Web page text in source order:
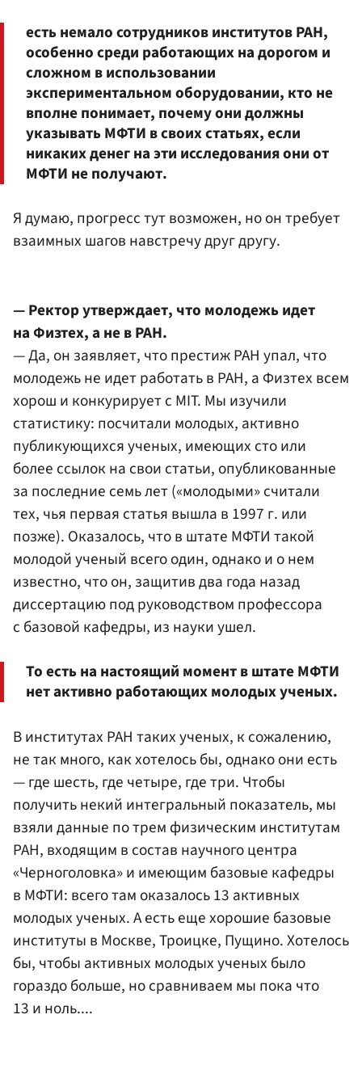
есть немало сотрудников институтов РАН,
особенно среди работающих на дорогом и
сложном в использовании
экспериментальном оборудовании, кто не
вполне понимает, почему они должны
указывать МФТИ в своих статьях, если
никаких денег на эти исследования они от
МФТИ не получают.
Я думаю, прогресс тут возможен, но он требует
взаимных шагов навстречу друг другу.
— Ректор утверждает, что молодежь идет
на Физтех, а не в РАН.
— Да, он заявляет, что престиж РАН упал, что
молодежь не идет работать в РАН, а Физтех всем
хорош и конкурирует с MIT. Мы изучили
статистику: посчитали молодых, активно
публикующихся ученых, имеющих сто или
более ссылок на свои статьи, опубликованные
за последние семь лет («молодыми» считали
тех, чья первая статья вышла в 1997 г. или
позже). Оказалось, что в штате МФТИ такой
молодой ученый всего один, однако и о нем
известно, что он, защитив два года назад
диссертацию под руководством профессора
с базовой кафедры, из науки ушел.
То есть на настоящий момент в штате МФТИ
нет активно работающих молодых ученых.
В институтах РАН таких ученых, к сожалению,
не так много, как хотелось бы, однако они есть
— где шесть, где четыре, где три. Чтобы
получить некий интегральный показатель, мы
взяли данные по трем физическим институтам
РАН, входящим в состав научного центра
«Черноголовка» и имеющим базовые кафедры
в МФТИ: всего там оказалось 13 активных
молодых ученых. А есть еще хорошие базовые
институты в Москве, Троицке, Пущино. Хотелось
бы, чтобы активных молодых ученых было
гораздо больше, но сравниваем мы пока что
13 и ноль....